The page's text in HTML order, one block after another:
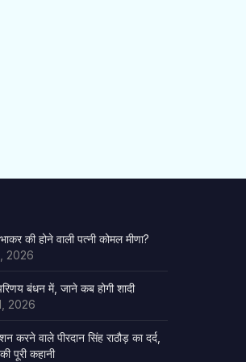
की होने वाली पत्नी कोमल मीणा?
2026
बंधन में, जाने कब होगी शादी
2026
करने वाले पीरदान सिंह राठौड़ का दर्द,
पूरी कहानी